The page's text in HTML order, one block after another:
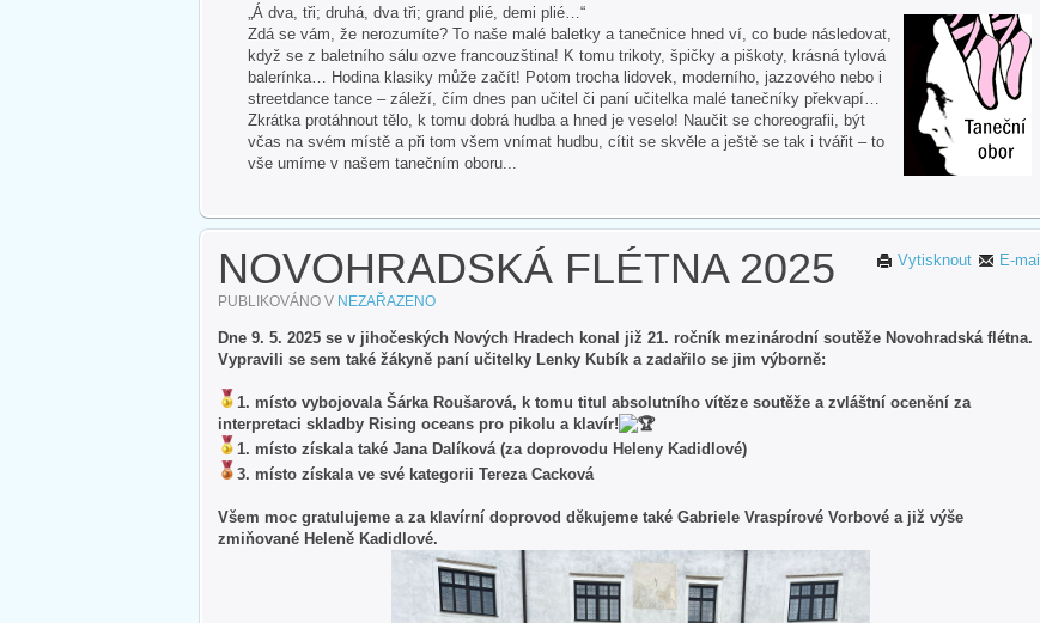
„Á dva, tři; druhá, dva tři; grand plié, demi plié…“
Zdá se vám, že nerozumíte? To naše malé baletky a tanečnice hned ví, co bude následovat,
když se z baletního sálu ozve francouzština! K tomu trikoty, špičky a piškoty, krásná tylová
balerínka… Hodina klasiky může začít! Potom trocha lidovek, moderního, jazzového nebo i
streetdance tance – záleží, čím dnes pan učitel či paní učitelka malé tanečníky překvapí…
Zkrátka protáhnout tělo, k tomu dobrá hudba a hned je veselo! Naučit se choreografii, být
včas na svém místě a při tom všem vnímat hudbu, cítit se skvěle a ještě se tak i tvářit – to
vše umíme v našem tanečním oboru...
E-mail
Vytisknout
NOVOHRADSKÁ FLÉTNA 2025
PUBLIKOVÁNO V NEZAŘAZENO
Dne 9. 5. 2025 se v jihočeských Nových Hradech konal již 21. ročník mezinárodní soutěže Novohradská flétna.
Vypravili se sem také žákyně paní učitelky Lenky Kubík a zadařilo se jim výborně:
1. místo vybojovala Šárka Roušarová, k tomu titul absolutního vítěze soutěže a zvláštní ocenění za
interpretaci skladby Rising oceans pro pikolu a klavír!
1. místo získala také Jana Dalíková (za doprovodu Heleny Kadidlové)
3. místo získala ve své kategorii Tereza Cacková
Všem moc gratulujeme a za klavírní doprovod děkujeme také Gabriele Vraspírové Vorbové a již výše
zmiňované Heleně Kadidlové.